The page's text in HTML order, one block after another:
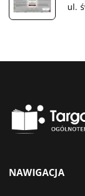
ul.
NAWIGACJA